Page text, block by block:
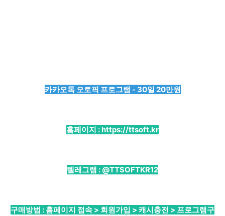
카카오톡 오토픽 프로그램 - 30일 20만원
홈페이지 :https://ttsoft.kr
텔레그램 : @TTSOFTKR12
구매방법 : 홈페이지 접속 > 회원가입 > 캐시충전 > 프로그램구